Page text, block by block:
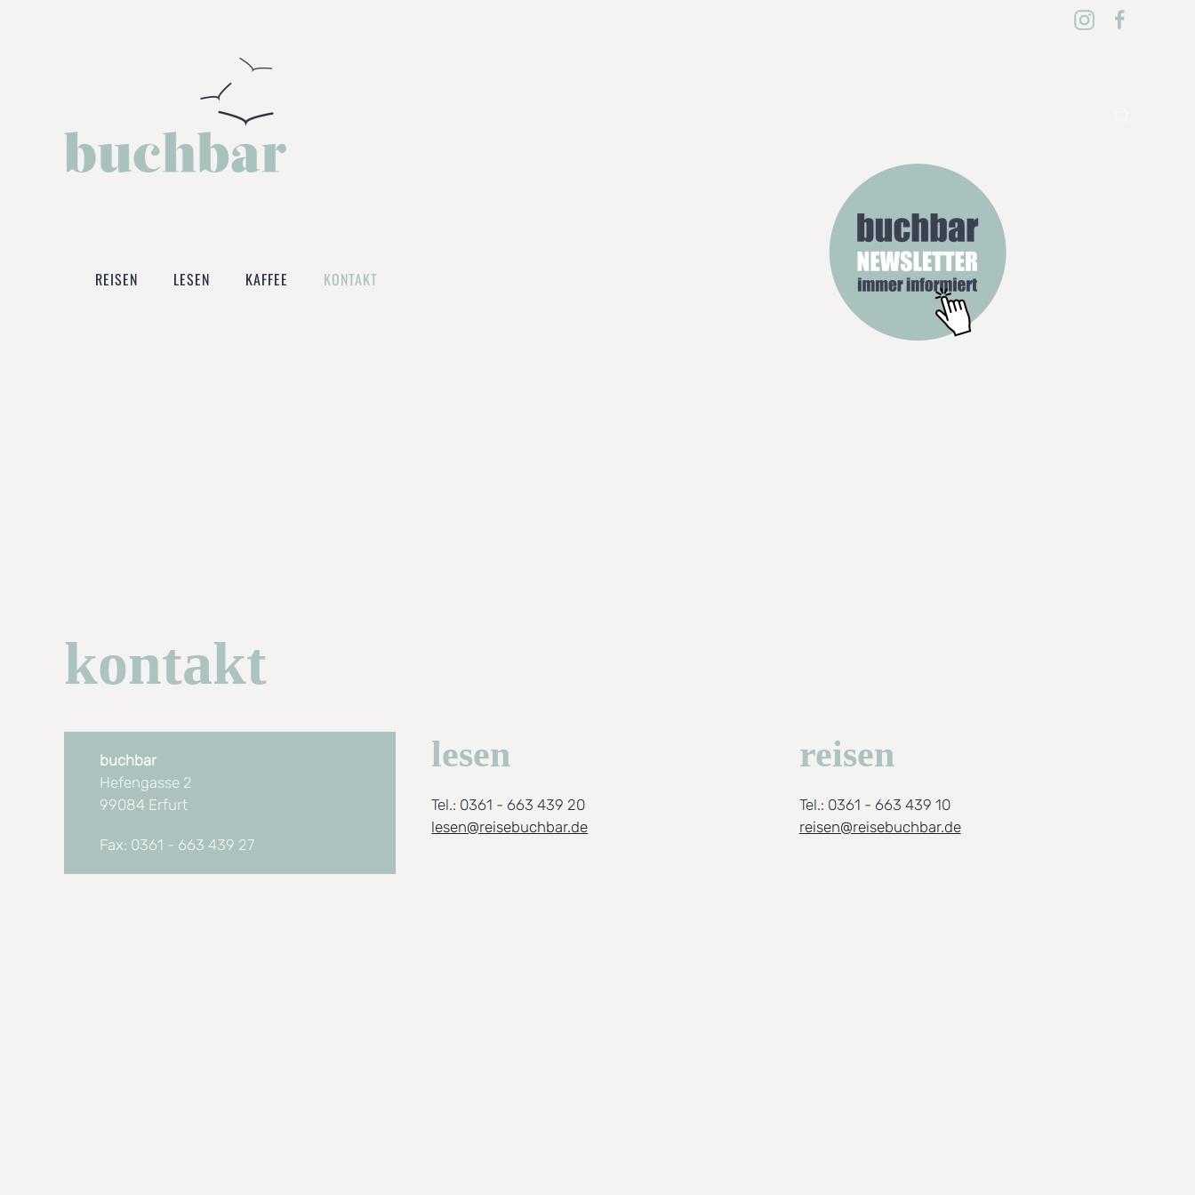
REISEN LESEN KAFFEE KONTAKT
kontakt
buchbar
Hefengasse 2
99084 Erfurt
Fax: 0361 - 663 439 27
lesen
Tel.: 0361 - 663 439 20
lesen@reisebuchbar.de
reisen
Tel.: 0361 - 663 439 10
reisen@reisebuchbar.de